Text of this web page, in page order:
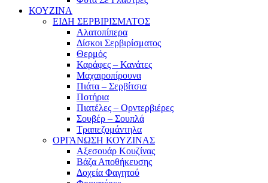
ΚΟΥΖΙΝΑ
ΕΙΔΗ ΣΕΡΒΙΡΙΣΜΑΤΟΣ
Αλατοπίπερα
Δίσκοι Σερβιρίσματος
Θερμός
Καράφες – Κανάτες
Μαχαιροπίρουνα
Πιάτα – Σερβίτσια
Ποτήρια
Πιατέλες – Ορντερβιέρες
Σουβέρ – Σουπλά
Τραπεζομάντηλα
ΟΡΓΑΝΩΣΗ ΚΟΥΖΙΝΑΣ
Αξεσουάρ Κουζίνας
Βάζα Αποθήκευσης
Δοχεία Φαγητού